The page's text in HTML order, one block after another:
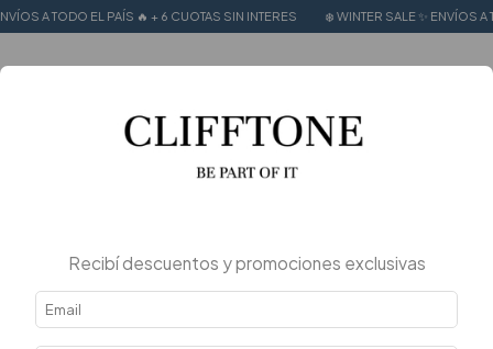
EL PAÍS 🔥 + 6 CUOTAS SIN INTERES ❄️ WINTER SALE ✨ ENVÍOS A TODO EL
Recibí descuentos y promociones exclusivas